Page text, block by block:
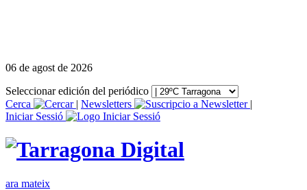
06 de agost de 2026
Seleccionar edición del periódico
Cerca
| Newsletters
|
Iniciar Sessió
ara mateix